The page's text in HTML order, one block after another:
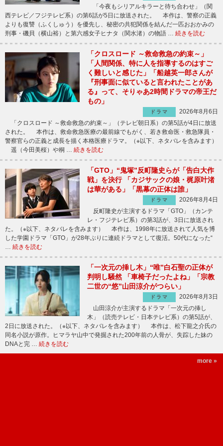
「今夜もシリアルキラーと待ち合わせ」（関
西テレビ／フジテレビ系）の第6話が5日に放送された。 本作は、警察の正義
よりも復讐（ふくしゅう）を優先し、秘密の共犯関係を結んだ一匹おおかみの
刑事・磯貝（横山裕）と第六感女子ヒナタ（関水渚）の物語 … 続きを読む
「クロスロード ～救命救急の約束～」
「人間関係、特に人を指導するのはすご
く難しいと感じた」「船越英一郎さんが
『刑事面に似ていると言われたことがあ
る』って、そりゃあ2時間ドラマの帝王だ
もの」
ドラマ
2026年8月6日
「クロスロード ～救命救急の約束～」（テレビ朝日系）の第5話が4日に放送
された。 本作は、救命救急医療の最前線でもがく、若き救命医・救急隊員・
警察官らの正義と成長を描く本格医療ドラマ。（※以下、ネタバレを含みます）
遥（今田美桜）や桐 … 続きを読む
「GTO」“鬼塚”反町隆史らが「告白大作
戦」を決行 「カジサックの娘・梶原叶渚
は華がある」「黒幕の正体は誰」
ドラマ
2026年8月4日
反町隆史が主演するドラマ「GTO」（カンテ
レ・フジテレビ系）の第3話が、3日に放送され
た。（※以下、ネタバレを含みます） 本作は、1998年に放送されて人気を博
した学園ドラマ「GTO」が28年ぶりに連続ドラマとして復活。50代になった“
続きを読む
「一次元の挿し木」“唯”白石聖の正体が
判明し騒然 「車椅子だったよね」「宗教
二世の“悠”山田涼介がつらい」
ドラマ
2026年8月3日
山田涼介が主演するドラマ「一次元の挿し
木」（読売テレビ・日本テレビ系）の第5話が、
2日に放送された。（※以下、ネタバレを含みます） 本作は、松下龍之介氏の
同名小説が原作。ヒマラヤ山中で発掘された200年前の人骨が、失踪した妹の
DNAと完 … 続きを読む
more »